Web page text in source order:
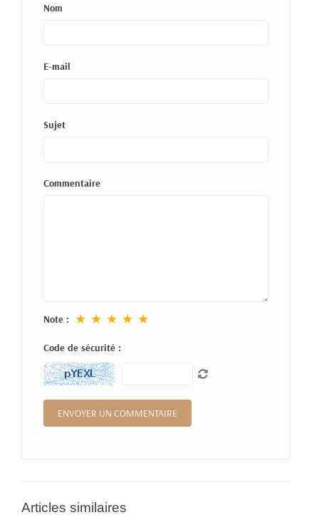
Nom
E-mail
Sujet
Commentaire
Note : ★ ★ ★ ★ ★
Code de sécurité :
Articles similaires